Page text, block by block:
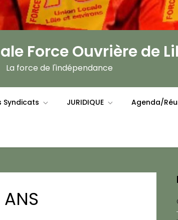
Force Ouvrière de
La force de l'indépendance
Syndicats JURIDIQUE Agenda/
ANS